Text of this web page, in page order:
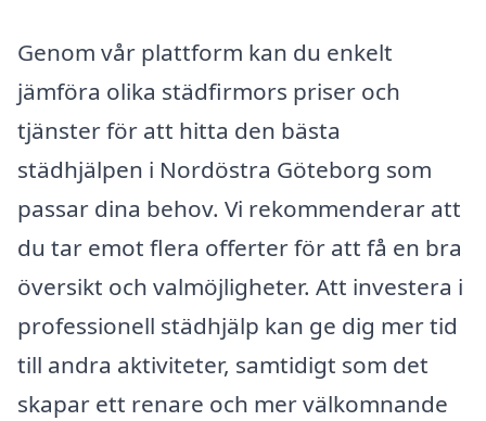
Genom vår plattform kan du enkelt
jämföra olika städfirmors priser och
tjänster för att hitta den bästa
städhjälpen i Nordöstra Göteborg som
passar dina behov. Vi rekommenderar att
du tar emot flera offerter för att få en bra
översikt och valmöjligheter. Att investera i
professionell städhjälp kan ge dig mer tid
till andra aktiviteter, samtidigt som det
skapar ett renare och mer välkomnande